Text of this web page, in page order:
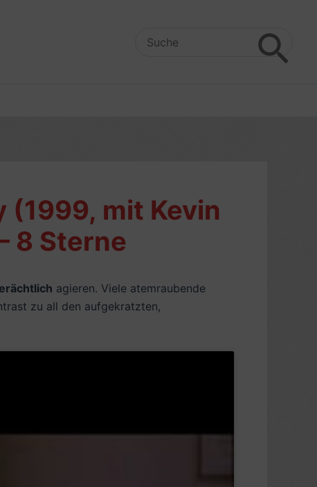
Search
(1999, mit Kevin
8 Sterne
agieren. Viele atemraubende
zu all den aufgekratzten,